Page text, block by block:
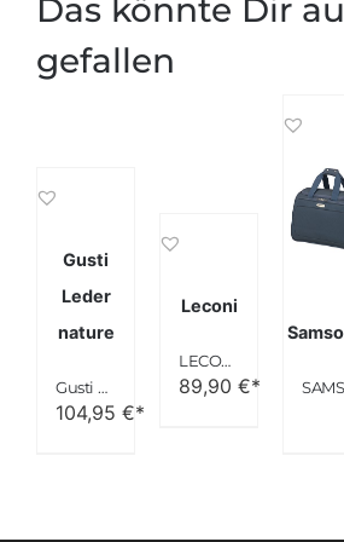
Das könnte Dir
gefallen
Gusti
Leder
nature
Gusti Leder nature “Harvey” Weekender Braun R27b
104,95 €*
Leconi
LECONI Weekender Canvas Rindsleder Reisetasche
89,90 €*